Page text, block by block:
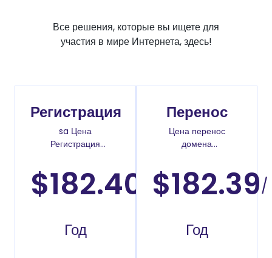
Все решения, которые вы ищете для
участия в мире Интернета, здесь!
Регистрация
sa Цена
Регистрация
$182.40
Год
Перенос
Цена перенос
домена
$182.39/
Год